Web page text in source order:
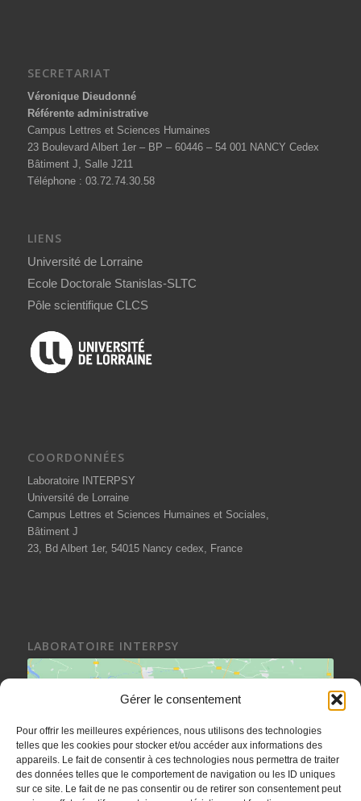
Gérer le consentement
Pour offrir les meilleures expériences, nous utilisons des technologies
telles que les cookies pour stocker et/ou accéder aux informations des
appareils. Le fait de consentir à ces technologies nous permettra de traiter
des données telles que le comportement de navigation ou les ID uniques
sur ce site. Le fait de ne pas consentir ou de retirer son consentement peut
SECRETARIAT
Véronique Dieudonné
Référente administrative
Campus Lettres et Sciences Humaines
23 Boulevard Albert 1er – BP – 60446 – 54 001 NANCY Cedex
Bâtiment J, Salle J211
Téléphone : 03.72.74.30.58
LIENS
Université de Lorraine
Ecole Doctorale Stanislas-SLTC
Pôle scientifique CLCS
COORDONNÉES
Laboratoire INTERPSY
Université de Lorraine
Campus Lettres et Sciences Humaines et Sociales,
Bâtiment J
23, Bd Albert 1er, 54015 Nancy cedex, France
LABORATOIRE INTERPSY
Cliquez sur « J’accepte » pour activer
Google maps
J’accepte